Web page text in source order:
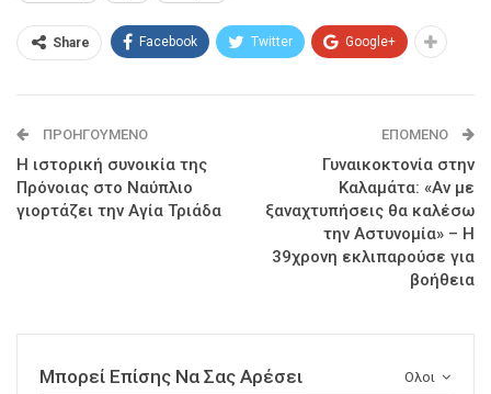
Share Facebook Twitter Google+
ΠΡΟΗΓΟΎΜΕΝΟ
Η ιστορική συνοικία της
Πρόνοιας στο Ναύπλιο
γιορτάζει την Αγία Τριάδα
ΕΠΌΜΕΝΟ
Γυναικοκτονία στην
Καλαμάτα: «Αν με
ξαναχτυπήσεις θα καλέσω
την Αστυνομία» – Η
39χρονη εκλιπαρούσε για
βοήθεια
Ολοι
Μπορεί Επίσης Να Σας Αρέσει